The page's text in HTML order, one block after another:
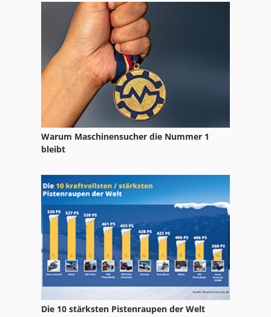
Warum Maschinensucher die Nummer 1
bleibt
Die 10 stärksten Pistenraupen der Welt